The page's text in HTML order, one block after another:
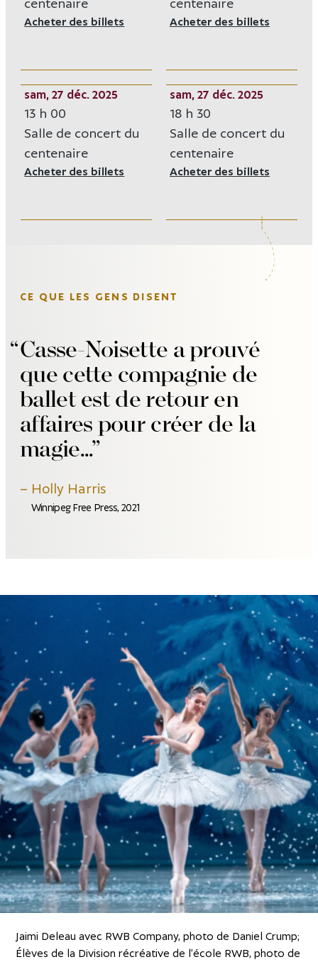
Acheter des billets Opens in new window
Acheter des billets
sam, 27 déc. 2025
13 h 00
Salle de concert du
centenaire
Acheter des billets Opens in new window
sam, 27 déc. 2025
18 h 30
Salle de concert du
centenaire
Acheter des billets
CE QUE LES GENS DISENT
Casse-Noisette a prouvé
que cette compagnie de
ballet est de retour en
affaires pour créer de la
magie...
Holly Harris
Winnipeg Free Press, 2021
Jaimi Deleau avec RWB Company, photo de Daniel Crump;
Élèves de la Division récréative de l’école RWB, photo de